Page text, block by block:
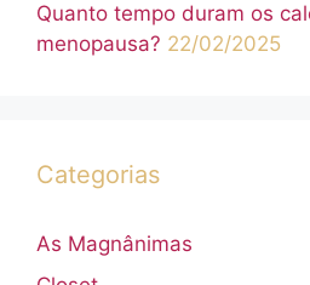
Quanto tempo duram os
menopausa? 22/02/2025
Categorias
As Magnânimas